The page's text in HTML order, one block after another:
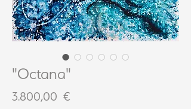
"Octana"
3.800,00 €